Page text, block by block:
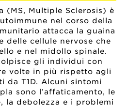
(MS, Multiple Sclerosis) è
nel corso della
attacca la guaina
delle cellule nervose che
e nel midollo spinale.
gli individui con
volte in più rispetto agli
da T1D. Alcuni sintomi
sono l’affaticamento, le
la debolezza e i problemi